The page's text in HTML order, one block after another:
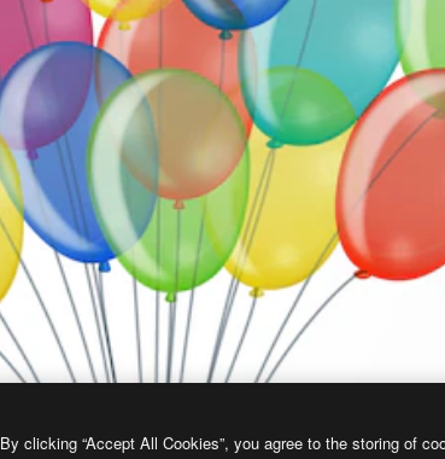
By clicking “Accept All Cookies”, you agree to the storing of